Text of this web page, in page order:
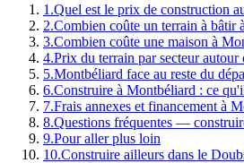
1 .Quel est le prix de construction
2.Combien coûte un terrain à bâtir
3.Combien coûte une maison à
4.Prix du terrain par secteur
5.Montbéliard face au reste du
6.Construire à Montbéliard : ce
7.Frais annexes et financement à
8.Questions fréquentes —
9.Pour aller plus loin
10.Construire ailleurs dans le